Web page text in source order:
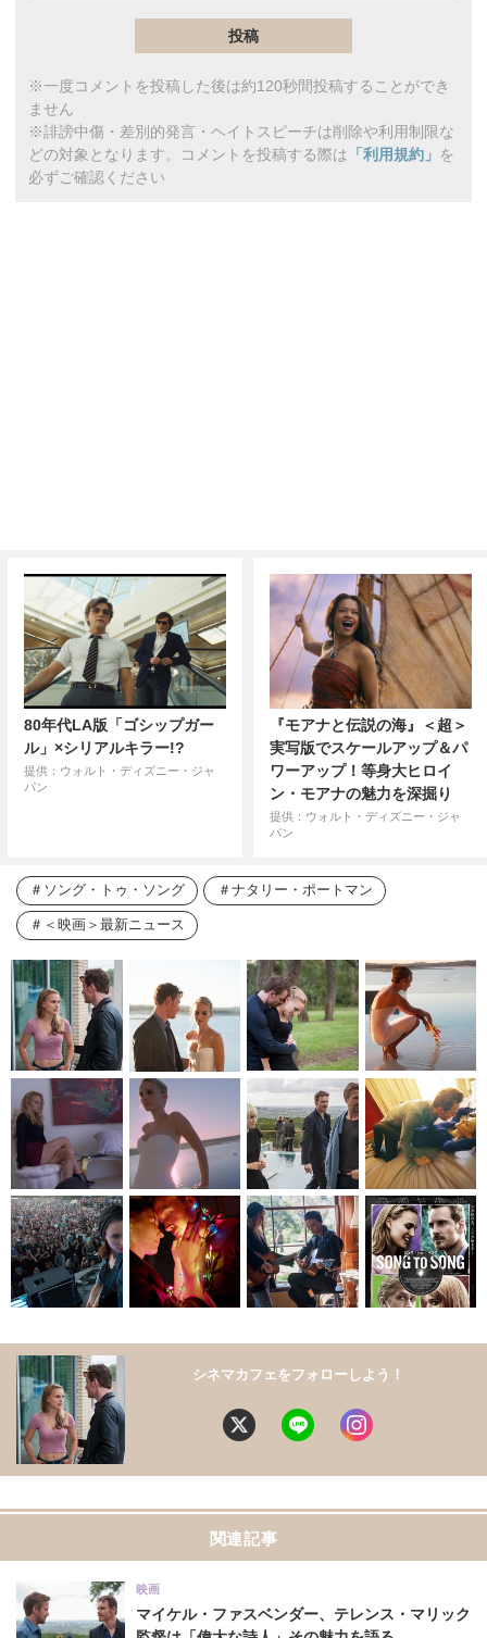
※一度コメントを投稿した後は約120秒間投稿することができ
ません
※誹謗中傷・差別的発言・ヘイトスピーチは削除や利用制限な
どの対象となります。コメントを投稿する際は 「利用規約」 を
必ずご確認ください
80年代LA版「ゴシップガー
ル」×シリアルキラー!?
提供：ウォルト・ディズニー・ジャ
パン
『モアナと伝説の海』＜超＞
実写版でスケールアップ＆パ
ワーアップ！等身大ヒロイ
ン・モアナの魅力を深掘り
提供：ウォルト・ディズニー・ジャ
パン
ソング・トゥ・ソング ナタリー・ポートマン
＜映画＞最新ニュース
シネマカフェをフォローしよう！
関連記事
マイケル・ファスベンダー、テレンス・マリック
映画